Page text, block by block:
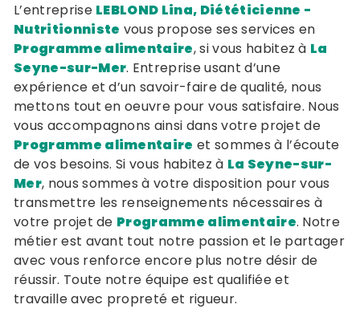
L’entreprise LEBLOND Lina, Diététicienne -
Nutritionniste vous propose ses services en
Programme alimentaire, si vous habitez à La
Seyne-sur-Mer. Entreprise usant d’une
expérience et d’un savoir-faire de qualité, nous
mettons tout en oeuvre pour vous satisfaire. Nous
vous accompagnons ainsi dans votre projet de
Programme alimentaire et sommes à l’écoute
de vos besoins. Si vous habitez à La Seyne-sur-
Mer, nous sommes à votre disposition pour vous
transmettre les renseignements nécessaires à
votre projet de Programme alimentaire. Notre
métier est avant tout notre passion et le partager
avec vous renforce encore plus notre désir de
réussir. Toute notre équipe est qualifiée et
travaille avec propreté et rigueur.